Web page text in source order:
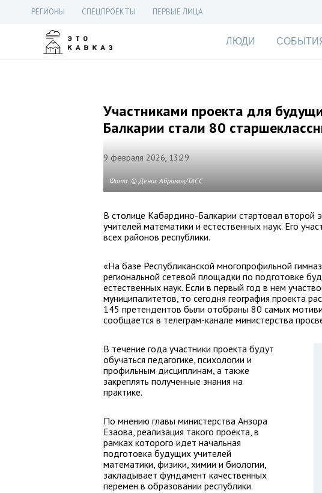
РЕГИОНЫ СПЕЦПРОЕКТЫ ПЕРВЫЕ ЛИЦА
ЛЮДИ
Участниками проекта для
Балкарии стали 80
9 февраля 2026, 13:29
Фото: © Денис Абрамов/ТАСС
В столице Кабардино-Балкарии стартовал второй
учителей математики и естественных наук. Его
всех районов республики.
«На базе Республиканской многопрофильной
региональной сетевой площадки по подготовке
естественных наук. Если в первый год в нем
муниципалитетов, то сегодня география проекта
145 претендентов были отобраны 80 самых
сообщается в телеграм-канале министерства
В течение года участники проекта будут
обучаться педагогике, психологии и
профильным дисциплинам, а также
закреплять полученные знания на
практике.
По мнению главы министерства Анзора
Езаова, реализация такого проекта, в
рамках которого идет начальная
подготовка будущих учителей
математики, физики, химии и биологии,
закладывает фундамент качественных
перемен в образовании республики.